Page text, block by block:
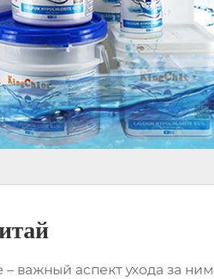
– важный аспект ухода за